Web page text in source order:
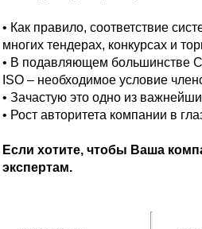
• Как правило, соответствие
многих тендерах, конкурсах и
• В подавляющем большинстве
ISO – необходимое условие
• Зачастую это одно из
• Рост авторитета компании в
Если хотите, чтобы Ваша
экспертам.